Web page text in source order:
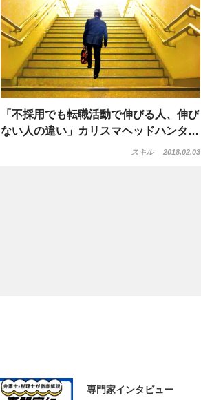
「不採用でも転職活動で伸びる人、伸び
ない人の違い」カリスマヘッドハンタ…
スキル 2018.02.03
専門家インタビュー